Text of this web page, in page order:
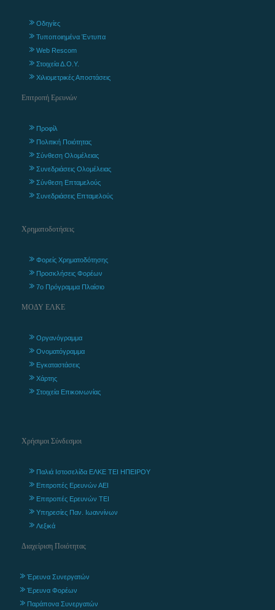
Οδηγίες
Τυποποιημένα Έντυπα
Web Rescom
Στοιχεία Δ.Ο.Υ.
Χιλιομετρικές Αποστάσεις
Επιτροπή Ερευνών
Προφίλ
Πολιτική Ποιότητας
Σύνθεση Ολομέλειας
Συνεδριάσεις Ολομέλειας
Σύνθεση Επταμελούς
Συνεδριάσεις Επταμελούς
Χρηματοδοτήσεις
Φορείς Χρηματοδότησης
Προσκλήσεις Φορέων
7ο Πρόγραμμα Πλαίσιο
ΜΟΔΥ ΕΛΚΕ
Οργανόγραμμα
Ονοματόγραμμα
Εγκαταστάσεις
Χάρτης
Στοιχεία Επικοινωνίας
Χρήσιμοι Σύνδεσμοι
Παλιά Ιστοσελίδα ΕΛΚΕ ΤΕΙ ΗΠΕΙΡΟΥ
Επιτροπές Ερευνών ΑΕΙ
Επιτροπές Ερευνών ΤΕΙ
Υπηρεσίες Παν. Ιωαννίνων
Λεξικά
Διαχείριση Ποιότητας
Έρευνα Συνεργατών
Έρευνα Φορέων
Παράπονα Συνεργατών